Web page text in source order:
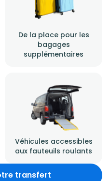
De la place pour les
bagages
supplémentaires
Véhicules accessibles
aux fauteuils roulants
transfert